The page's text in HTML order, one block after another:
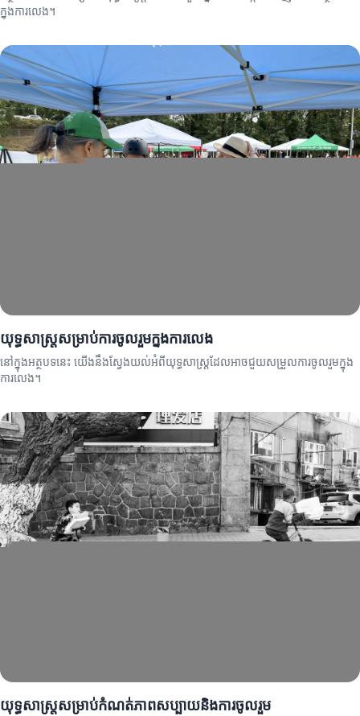
ក្នុងការលេង។
យុទ្ធសាស្ត្រសម្រាប់ការចូលរួមក្នុងការលេង
នៅក្នុងអត្ថបទនេះ យើងនឹងស្វែងយល់អំពីយុទ្ធសាស្ត្រដែលអាចជួយសម្រួលការចូលរួមក្នុង
ការលេង។
យុទ្ធសាស្ត្រសម្រាប់កំណត់ភាពសប្បាយនិងការចូលរួម